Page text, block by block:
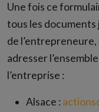
Une fois ce
tous les
de
adresser
l’entreprise :
Alsace :